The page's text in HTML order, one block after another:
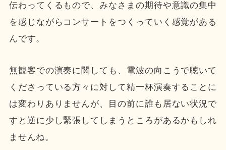
伝わってくるもので、みなさまの期待や意識の集中
を感じながらコンサートをつくっていく感覚がある
んです。
無観客での演奏に関しても、電波の向こうで聴いて
くださっている方々に対して精一杯演奏することに
は変わりありませんが、目の前に誰も居ない状況で
すと逆に少し緊張してしまうところがあるかもしれ
ませんね。